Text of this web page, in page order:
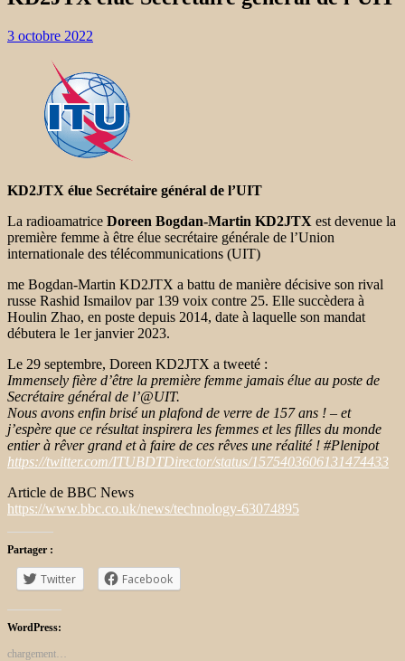
3 octobre 2022
KD2JTX élue Secrétaire général de l’UIT
La radioamatrice Doreen Bogdan-Martin KD2JTX est devenue la
première femme à être élue secrétaire générale de l’Union
internationale des télécommunications (UIT)
me Bogdan-Martin KD2JTX a battu de manière décisive son rival
russe Rashid Ismailov par 139 voix contre 25. Elle succèdera à
Houlin Zhao, en poste depuis 2014, date à laquelle son mandat
débutera le 1er janvier 2023.
Le 29 septembre, Doreen KD2JTX a tweeté :
Immensely fière d’être la première femme jamais élue au poste de
Secrétaire général de l’@UIT.
Nous avons enfin brisé un plafond de verre de 157 ans ! – et
j’espère que ce résultat inspirera les femmes et les filles du monde
entier à rêver grand et à faire de ces rêves une réalité ! #Plenipot
https://twitter.com/ITUBDTDirector/status/1575403606131474433
Article de BBC News
https://www.bbc.co.uk/news/technology-63074895
Partager :
Twitter Facebook
WordPress:
chargement…